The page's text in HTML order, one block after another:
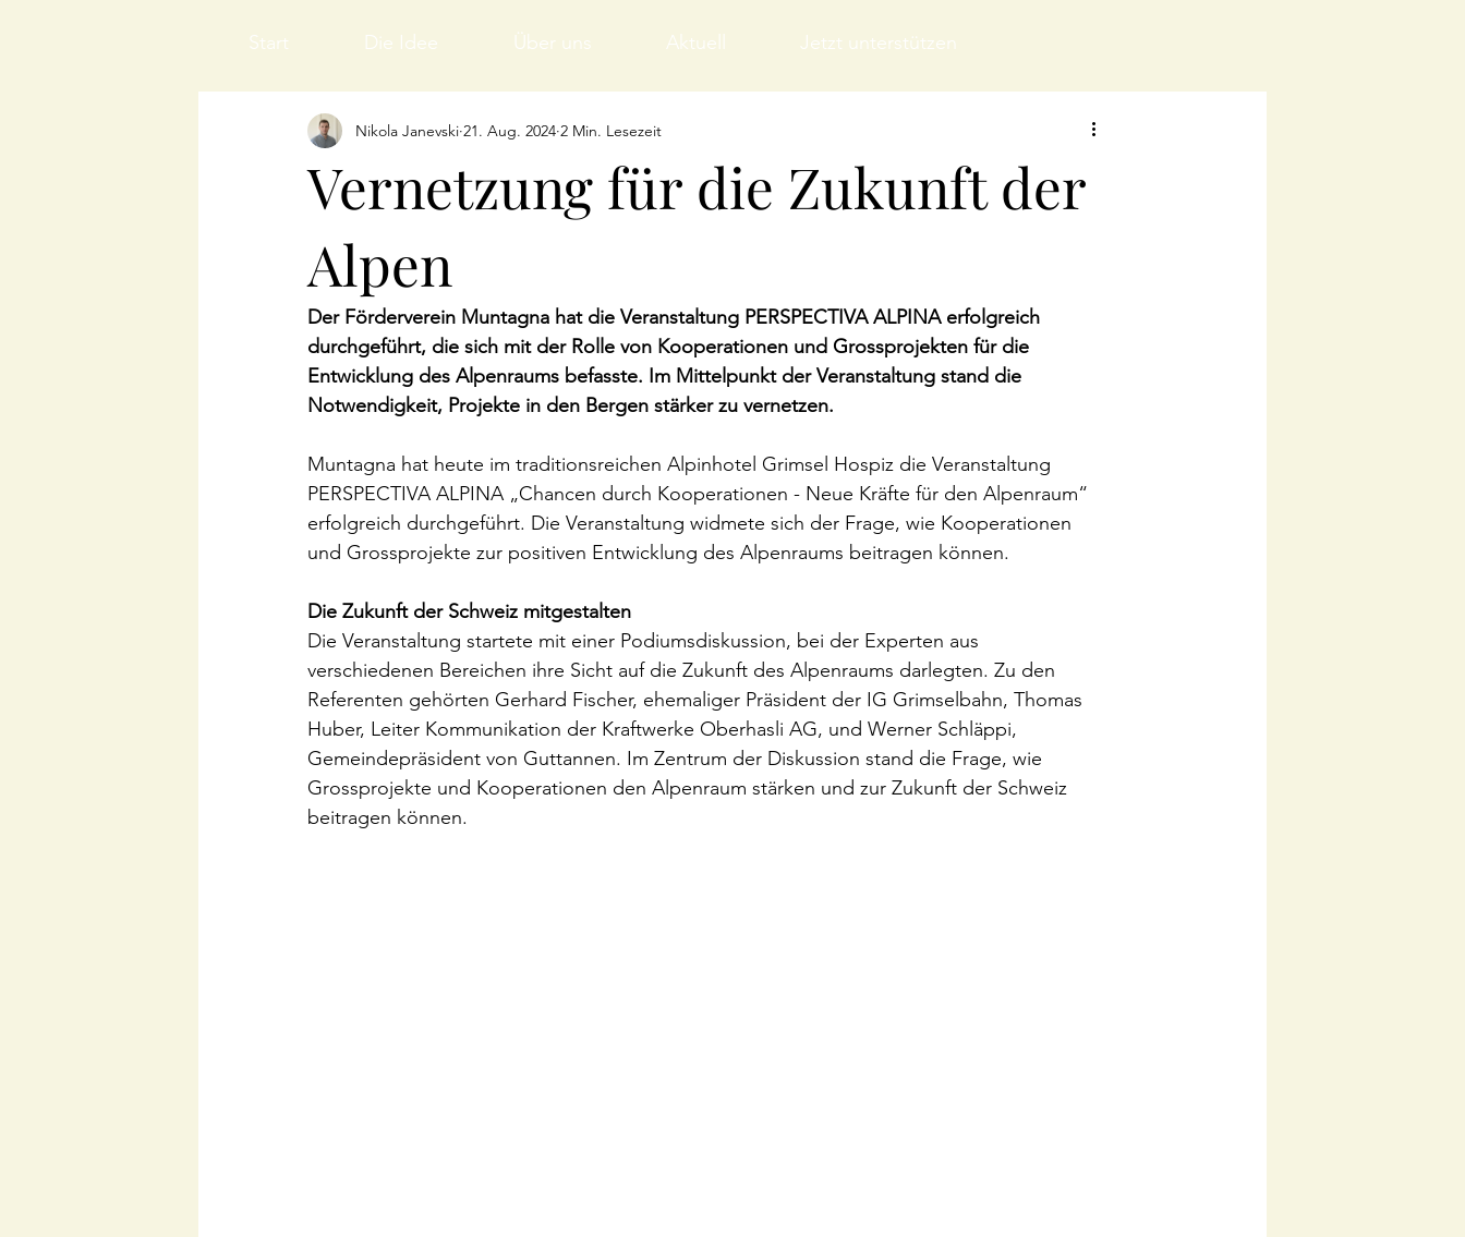
Start Die Idee Über uns Aktuell Jetzt unterstützen
Vernetzung für die Zukunft der
Alpen
Nikola Janevski 21. Aug. 2024 2 Min. Lesezeit
Der Förderverein Muntagna hat die Veranstaltung PERSPECTIVA ALPINA erfolgreich
durchgeführt, die sich mit der Rolle von Kooperationen und Grossprojekten für die
Entwicklung des Alpenraums befasste. Im Mittelpunkt der Veranstaltung stand die
Notwendigkeit, Projekte in den Bergen stärker zu vernetzen.
Muntagna hat heute im traditionsreichen Alpinhotel Grimsel Hospiz die Veranstaltung
PERSPECTIVA ALPINA „Chancen durch Kooperationen - Neue Kräfte für den Alpenraum“
erfolgreich durchgeführt. Die Veranstaltung widmete sich der Frage, wie Kooperationen
und Grossprojekte zur positiven Entwicklung des Alpenraums beitragen können.
Die Zukunft der Schweiz mitgestalten
Die Veranstaltung startete mit einer Podiumsdiskussion, bei der Experten aus
verschiedenen Bereichen ihre Sicht auf die Zukunft des Alpenraums darlegten. Zu den
Referenten gehörten Gerhard Fischer, ehemaliger Präsident der IG Grimselbahn, Thomas
Huber, Leiter Kommunikation der Kraftwerke Oberhasli AG, und Werner Schläppi,
Gemeindepräsident von Guttannen. Im Zentrum der Diskussion stand die Frage, wie
Grossprojekte und Kooperationen den Alpenraum stärken und zur Zukunft der Schweiz
beitragen können.